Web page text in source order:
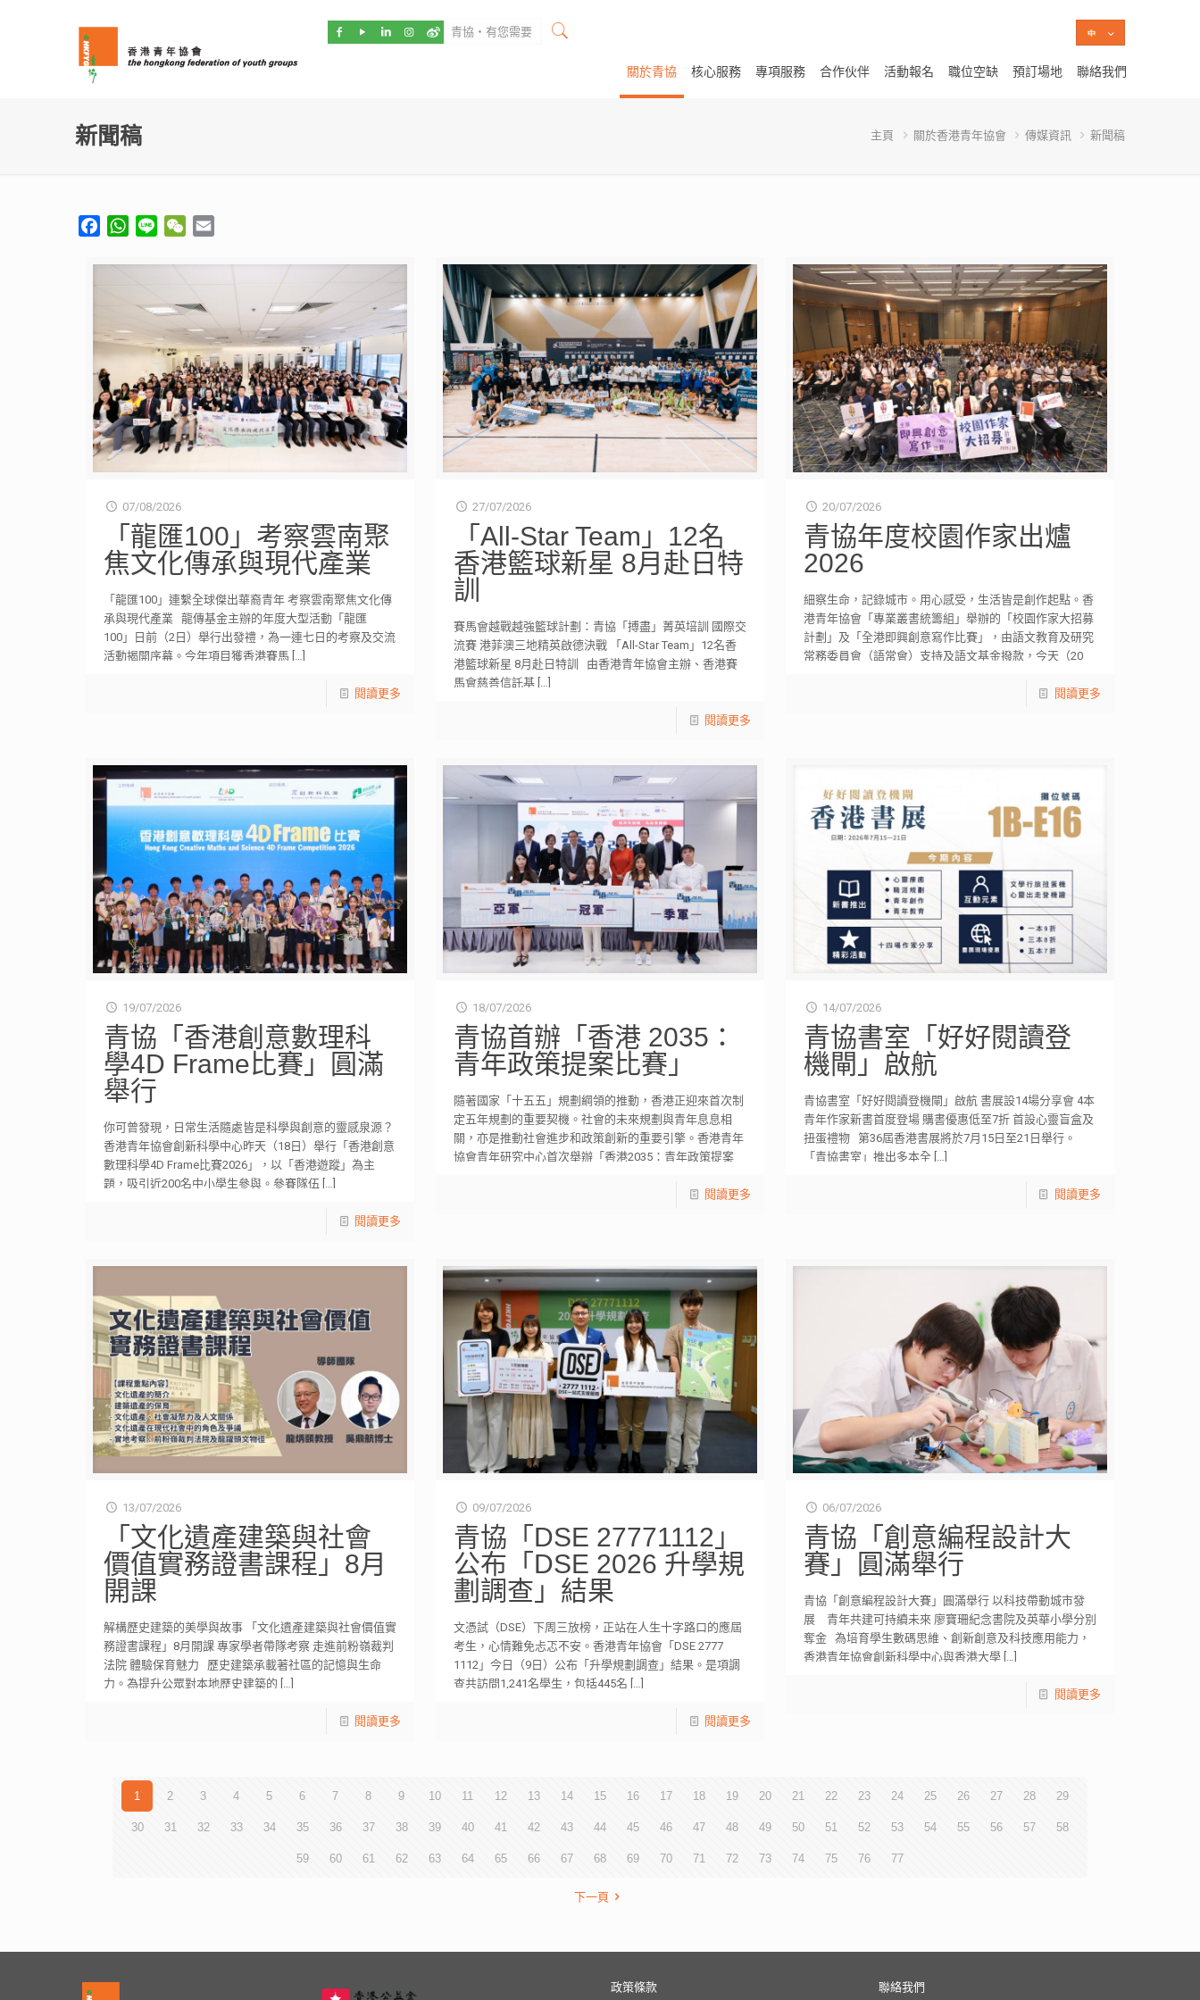
關於青協 核心服務 專項服務 合作伙伴 活動報名 職位空缺 預訂場地 聯絡我們
新聞稿 主頁 關於香港青年協會 傳媒資訊 新聞稿
FacebookWhatsApp
Line WeChat
07/08/2026
「龍匯100」考察雲南聚
焦文化傳承與現代產業
「龍匯100」連繫全球傑出華裔青年 考察雲南聚焦文化傳
承與現代產業 龍傳基金主辦的年度大型活動「龍匯
100」日前（2日）舉行出發禮，為一連七日的考察及交流
活動揭開序幕。今年項目獲香港賽馬
閱讀更多
27/07/2026
「All-Star Team」12名
香港籃球新星 8月赴日特
訓
賽馬會越戰越強籃球計劃：青協「搏盡」菁英培訓 國際交
流賽 港菲澳三地精英啟德決戰 「All-Star Team」12名香
港籃球新星 8月赴日特訓 由香港青年協會主辦、香港賽
馬會慈善信託基[…]
閱讀更多
20/07/2026
青協年度校園作家出爐
2026
細察生命，記錄城市。用心感受，生活皆是創作起點。香
港青年協會「專業叢書統籌組」舉辦的「校園作家大招募
計劃」及「全港即興創意寫作比賽」，由語文教育及研究
常務委員會（語常會）支持及語文基金撥款，今天（20
閱讀更多
19/07/2026
青協「香港創意數理科
學4D Frame比賽」圓滿
舉行
你可曾發現，日常生活隨處皆是科學與創意的靈感泉源？
香港青年協會創新科學中心昨天（18日）舉行「香港創意
數理科學4D Frame比賽2026」，以「香港遊蹤」為主
題，吸引近200名中小學生參與。參賽隊伍 […]
閱讀更多
18/07/2026
青協首辦「香港 2035：
青年政策提案比賽」
隨著國家「十五五」規劃綱領的推動，香港正迎來首次制
定五年規劃的重要契機。社會的未來規劃與青年息息相
關，亦是推動社會進步和政策創新的重要引擎。香港青年
協會青年研究中心首次舉辦「香港2035：青年政策提案
閱讀更多
14/07/2026
青協書室「好好閱讀登
機閘」啟航
青協書室「好好閱讀登機閘」啟航 書展設14場分享會 4本
青年作家新書首度登場 購書優惠低至7折 首設心靈盲盒及
扭蛋禮物 第36屆香港書展將於7月15日至21日舉行。
「青協書室」推出多本全[…]
閱讀更多
13/07/2026
「文化遺產建築與社會
價值實務證書課程」8月
開課
解構歷史建築的美學與故事 「文化遺產建築與社會價值實
務證書課程」8月開課 專家學者帶隊考察 走進前粉嶺裁判
法院 體驗保育魅力 歷史建築承載著社區的記憶與生命
力。為提升公眾對本地歷史建築的 […]
閱讀更多
09/07/2026
青協「DSE 27771112」
公布「DSE 2026 升學規
劃調查」結果
文憑試（DSE）下周三放榜，正站在人生十字路口的應屆
考生，心情難免忐忑不安。香港青年協會「DSE 2777
1112」今日（9日）公布「升學規劃調查」結果。是項調
查共訪問1,241名學生，包括445名 […]
閱讀更多
06/07/2026
青協「創意編程設計大
賽」圓滿舉行
青協「創意編程設計大賽」圓滿舉行 以科技帶動城市發
展 青年共建可持續未來 廖寶珊紀念書院及英華小學分別
奪金 為培育學生數碼思維、創新創意及科技應用能力，
香港青年協會創新科學中心與香港大學[…]
閱讀更多
1 2 3 4 5 6 7 8 9 10 11 12 13 14 15 16 17 18 19 20 21 22 23 24 25 26 27 28 29
30 31 32 33 34 35 36 37 38 39 40 41 42 43 44 45 46 47 48 49 50 51 52 53 54 55 56 57 58
59 60 61 62 63 64 65 66 67 68 69 70 71 72 73 74 75 76 77
下一頁
政策條款 聯絡我們